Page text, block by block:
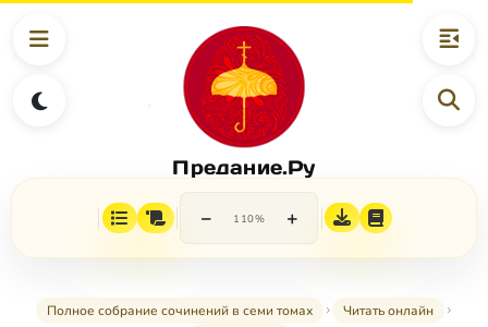
Предание.Ру
− 110% +
Полное собрание сочинений в семи томах
Читать онлайн